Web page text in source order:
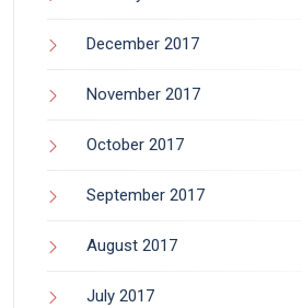
December 2017
November 2017
October 2017
September 2017
August 2017
July 2017